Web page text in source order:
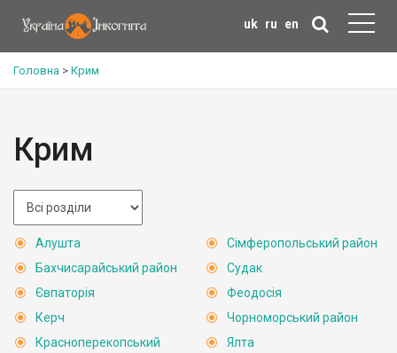
uk ru en
Головна > Крим
Крим
Алушта
Бахчисарайський район
Євпаторія
Керч
Красноперекопський
Сімферопольський район
Судак
Феодосія
Чорноморський район
Ялта